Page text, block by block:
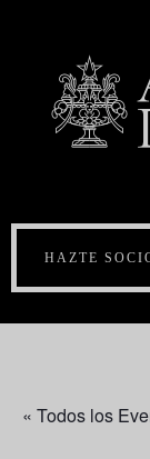
HAZTE
« Todos los